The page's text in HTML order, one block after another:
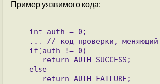
Пример уязвимого кода: